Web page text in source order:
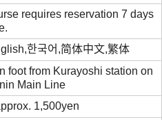
requires reservation 7 days
한국어,简体中文,繁体
foot from Kurayoshi station on
Main Line
1,500yen